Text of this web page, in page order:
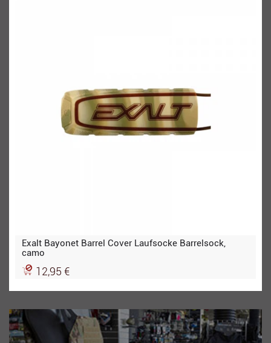
Exalt Bayonet Barrel Cover Laufsocke Barrelsock,
camo
12,95 €